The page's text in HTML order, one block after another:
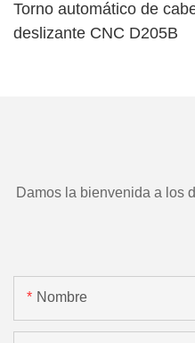
Torno automático de
deslizante CNC D205B
Damos la bienvenida a los
Nombre